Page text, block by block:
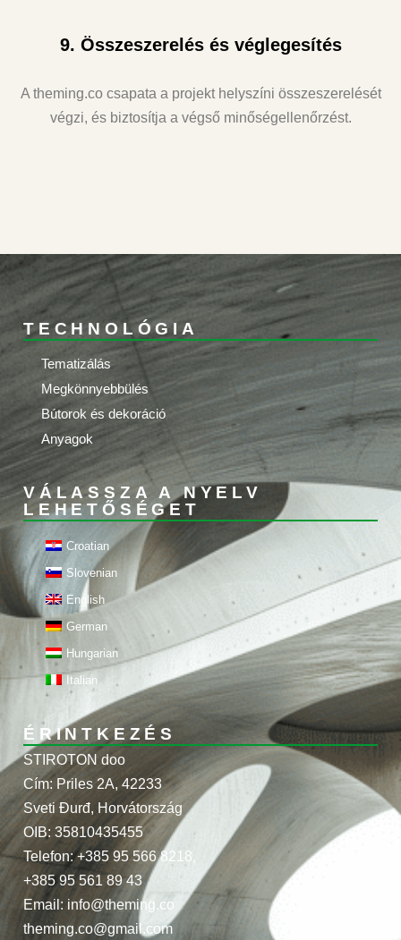
9. Összeszerelés és véglegesítés
A theming.co csapata a projekt helyszíni összeszerelését
végzi, és biztosítja a végső minőségellenőrzést.
TECHNOLÓGIA
Tematizálás
Megkönnyebbülés
Bútorok és dekoráció
Anyagok
VÁLASSZA A NYELV
LEHETŐSÉGET
Croatian
Slovenian
English
German
Hungarian
Italian
ÉRINTKEZÉS
STIROTON doo
Cím: Priles 2A, 42233
Sveti Đurđ, Horvátország
OIB: 35810435455
Telefon: +385 95 566 8218,
+385 95 561 89 43
Email: info@theming.co
theming.co@gmail.com